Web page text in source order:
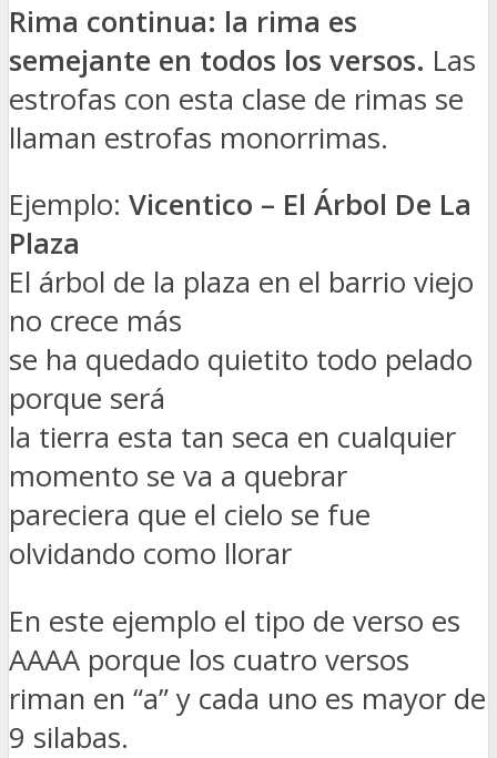
Rima continua: la rima es
semejante en todos los versos. Las
estrofas con esta clase de rimas se
llaman estrofas monorrimas.
Ejemplo: Vicentico – El Árbol De La
Plaza
El árbol de la plaza en el barrio viejo
no crece más
se ha quedado quietito todo pelado
porque será
la tierra esta tan seca en cualquier
momento se va a quebrar
pareciera que el cielo se fue
olvidando como llorar
En este ejemplo el tipo de verso es
AAAA porque los cuatro versos
riman en “a” y cada uno es mayor de
9 silabas.